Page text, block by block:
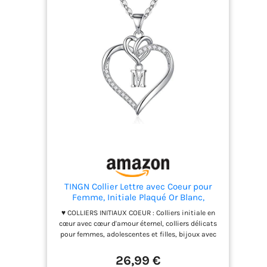
plus petites. Cette composition harmonieuse
confère au bijou un éclat étincelant et une
élégance intemporelle. Matériaux de haute qualité
: Ce collier est fabriqué en laiton et est disponible
avec un placage or 14 carats, or blanc ou or rose. Il
offre un confort optimal et convient également
aux peaux sensibles grâce à des matériaux
hypoallergéniques. Il est serti de zircons de haute
qualité 5A, une alternative convaincante au
diamant. Bonne Qualité: Nous avons passé des
contrôles de qualité stricts pour chaque
remboursement complet ou de remplacement
gratuit de 90 jours. Bienvenue à nous contacter si
vous avez besoin d'aide.
TINGN Collier Lettre avec Coeur pour
Femme, Initiale Plaqué Or Blanc,
Pendentif M en Argent - Cadeaux pour
Petite Amie, Bijoux Femme
♥ COLLIERS INITIAUX COEUR : Colliers initiale en
cœur avec cœur d'amour éternel, colliers délicats
pour femmes, adolescentes et filles, bijoux avec
chaque lettre est votre symbole unique.
26,99 €